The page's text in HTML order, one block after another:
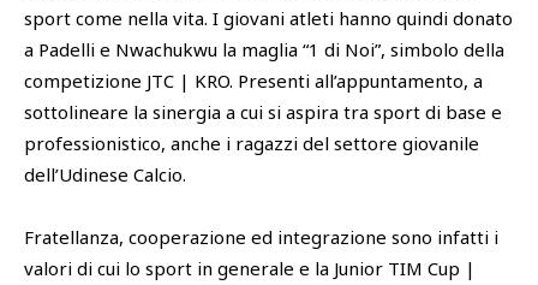
sport come nella vita. I giovani atleti hanno quindi donato
a Padelli e Nwachukwu la maglia “1 di Noi”, simbolo della
competizione JTC | KRO. Presenti all’appuntamento, a
sottolineare la sinergia a cui si aspira tra sport di base e
professionistico, anche i ragazzi del settore giovanile
dell’Udinese Calcio.
Fratellanza, cooperazione ed integrazione sono infatti i
valori di cui lo sport in generale e la Junior TIM Cup |